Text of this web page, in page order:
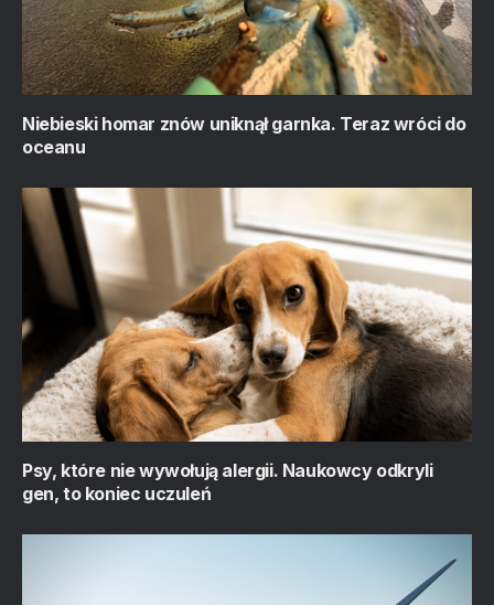
Niebieski homar znów uniknął garnka. Teraz wróci do
oceanu
Psy, które nie wywołują alergii. Naukowcy odkryli
gen, to koniec uczuleń